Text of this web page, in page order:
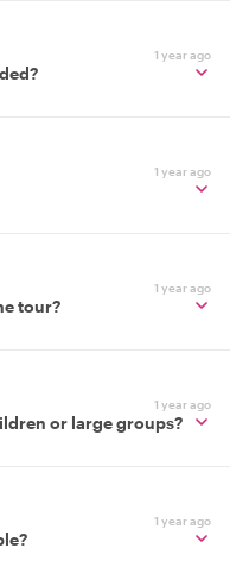
1 year ago
1 year ago
1 year ago
tour?
1 year ago
or large groups?
1 year ago